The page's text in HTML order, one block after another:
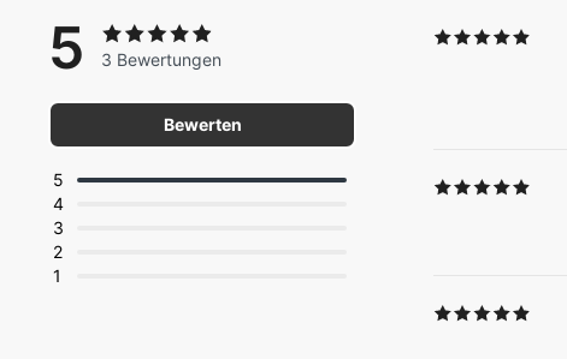
5 3 Bewertungen
Bewerten
5
4
3
2
1